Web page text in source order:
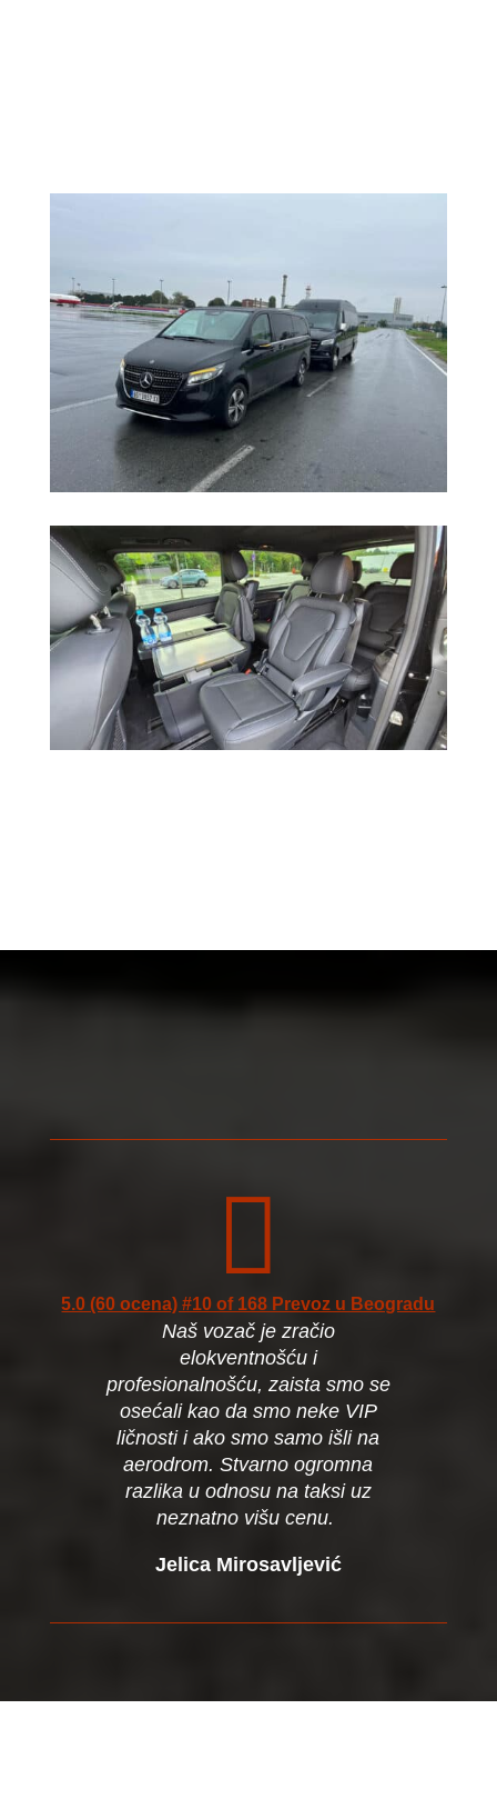

5.0 (60 ocena) #10 of 168 Prevoz u Beogradu
Naš vozač je zračio
elokventnošću i
profesionalnošću, zaista smo se
osećali kao da smo neke VIP
ličnosti i ako smo samo išli na
aerodrom. Stvarno ogromna
razlika u odnosu na taksi uz
neznatno višu cenu.
Jelica Mirosavljević